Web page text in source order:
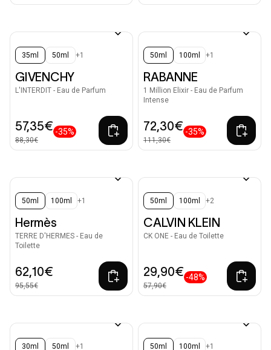
35ml 50ml +1
GIVENCHY
L'INTERDIT - Eau de Parfum
57,35€
88,30€
-35%
50ml 100ml +1
RABANNE
1 Million Elixir - Eau de Parfum
Intense
72,30€
111,30€
-35%
50ml 100ml +1
Hermès
TERRE D'HERMES - Eau de
Toilette
62,10€
95,55€
50ml 100ml +2
CALVIN KLEIN
CK ONE - Eau de Toilette
29,90€
57,90€
-48%
30ml 50ml +1 50ml 100ml +1